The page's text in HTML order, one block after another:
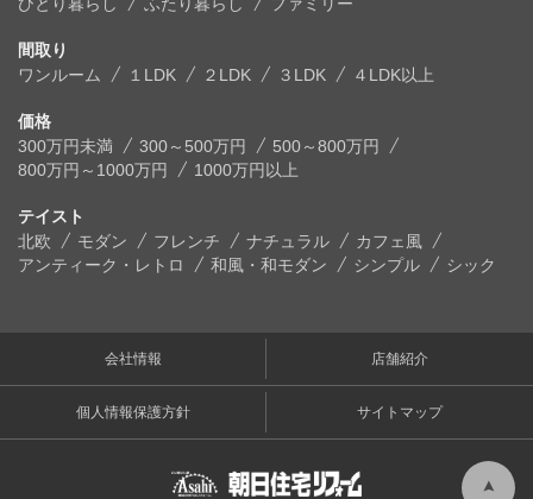
ひとり暮らし
ふたり暮らし ファミリー
間取り
ワンルーム
１LDK ２LDK ３LDK ４LDK以上
価格
300万円未満
300～500万円
500～800万円
800万円～1000万円
1000万円以上
テイスト
北欧
モダン フレンチ ナチュラル
カフェ風
アンティーク・レトロ
和風・和モダン シンプル シック
会社情報 店舗紹介
個人情報保護方針 サイトマップ